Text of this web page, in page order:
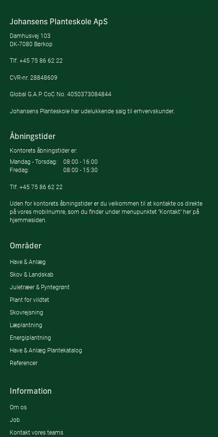
Johansens Planteskole ApS
Damhusvej 103
DK-7080 Børkop
Tlf. +45 75 86 62 22
CVR-nr. 28848609
Global G.A.P. CoC No. 4050373084844
Johansens Planteskole har udelukkende salg til erhvervskunder.
Åbningstider
Kontorets åbningstider er:
Mandag - Torsdag:
08:00 - 16:00
Fredag:
08:00 - 15:30
Tlf. +45 75 86 62 22
Uden for kontorets åbningstider er du velkommen til at kontakte os direkte
på vores mobilnumre, som du finder under menupunktet "Kontakt" her på
hjemmesiden.
Områder
Have & Anlæg
Skov & Landskab
Juletræer & Pyntegrønt
Plant for vildtet
Skovrejsning
Læplantning
Energiplantning
Have & Anlæg Plantekatalog
Referencer
Information
Om os
Job
Kontakt vores teams